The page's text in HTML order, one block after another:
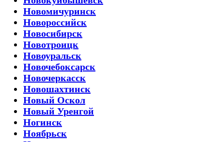
Новомичуринск
Новороссийск
Новосибирск
Новотроицк
Новоуральск
Новочебоксарск
Новочеркасск
Новошахтинск
Новый Оскол
Новый Уренгой
Ногинск
Ноябрьск